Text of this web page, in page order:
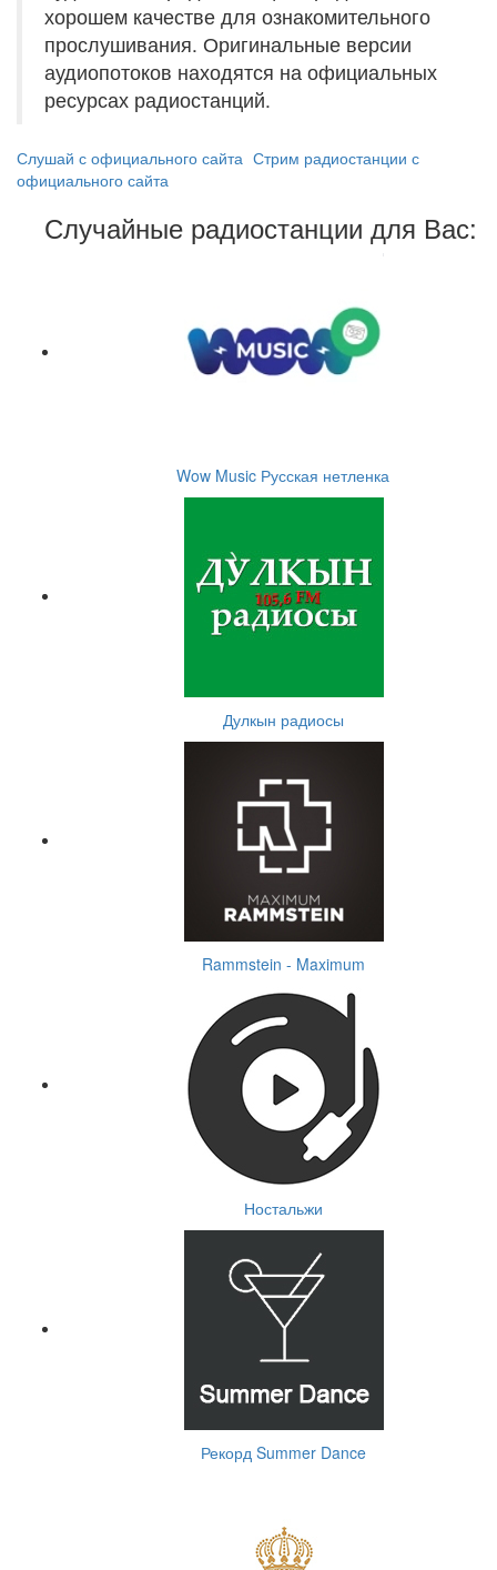
хорошем качестве для ознакомительного
прослушивания. Оригинальные версии
аудиопотоков находятся на официальных
ресурсах радиостанций.
Слушай с официального сайта Стрим радиостанции с
официального сайта
Случайные радиостанции для Вас:
Wow Music Русская нетленка
Дулкын радиосы
Rammstein - Maximum
Ностальжи
Рекорд Summer Dance